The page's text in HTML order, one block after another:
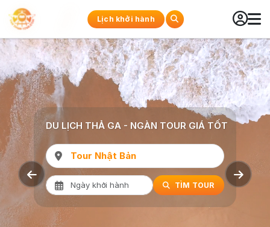
Lịch khởi hành
DU LỊCH THẢ GA - NGÀN TOUR GIÁ TỐT
Tour Hàn Quốc
TÌM TOUR